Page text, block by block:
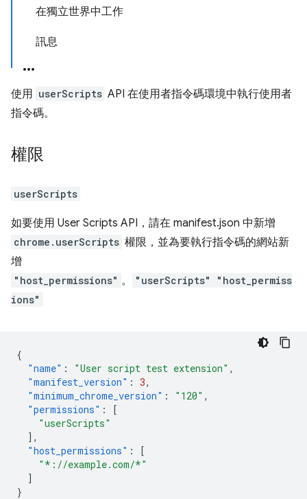
在獨立世界中工作
訊息
使用 userScripts API 在使用者指令碼環境中執行使用者
指令碼。
權限
userScripts
如要使用 User Scripts API，請在 manifest.json 中新增
chrome.userScripts 權限，並為要執行指令碼的網站新
增
"host_permissions" 。 "userScripts"
"host_permiss
ions"
{
"name" : "User script test extension" ,
"manifest_version" : 3,
"minimum_chrome_version" : "120" ,
"permissions" :
[
"userScripts"
],
"host_permissions" :
[
"*://example.com/*"
]
}